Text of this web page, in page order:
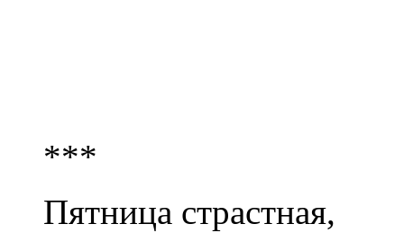
***
Пятница страстная,